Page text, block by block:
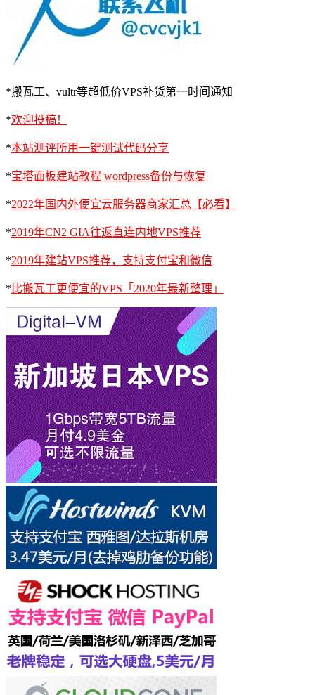
*搬瓦工、vultr等超低价VPS补货第一时间通知
*欢迎投稿！
*本站测评所用一键测试代码分享
*宝塔面板建站教程 wordpress备份与恢复
*2022年国内外便宜云服务器商家汇总【必看】
*2019年CN2 GIA往返直连内地VPS推荐
*2019年建站VPS推荐，支持支付宝和微信
* 比搬瓦工更便宜的VPS「2020年最新整理」